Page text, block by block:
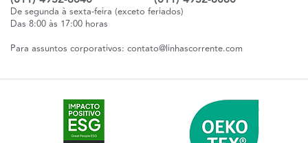
De segunda à sexta-feira (exceto feriados)
Das 8:00 às 17:00 horas
Para assuntos corporativos: contato@linhascorrente.com